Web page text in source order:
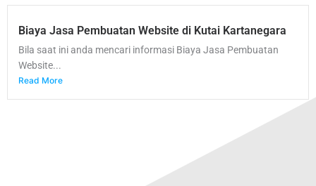
Biaya Jasa Pembuatan Website di Kutai Kartanegara
Bila saat ini anda mencari informasi Biaya Jasa Pembuatan
Website...
Read More